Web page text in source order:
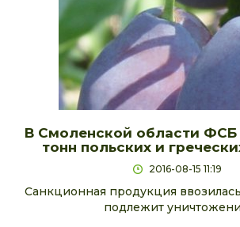
В Смоленской области ФСБ
тонн польских и
2016-08-15 11:19
Санкционная продукция
подлежит